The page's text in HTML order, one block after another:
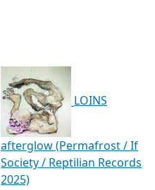
LOINS
afterglow (Permafrost / If
Society / Reptilian Records
2025)